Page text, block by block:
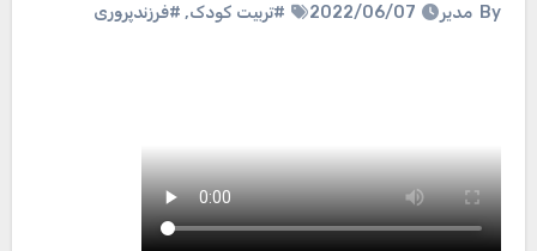
By مدیر 2022/06/07 #تربیت کودک, #فرزندپروری